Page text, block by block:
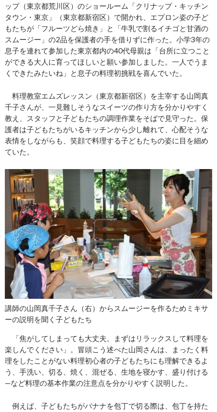
ップ（東京都荒川区）のショールーム「クリナップ・キッチン
タウン・東京」（東京都新宿区）で開かれ、エプロン姿の子ど
もたちが「フルーツどら焼き」と「牛乳で割るイチゴと甘酒の
スムージー」の2品を保護者の手を借りずに作った。小学3年の
息子を連れて参加した東京都内の40代母親は「台所に立つこと
ができる大人に育ってほしいと願い参加しました。一人でうま
くできたみたいね」と息子の料理初挑戦を喜んでいた。
料理教室エムズレッスン（東京都新宿区）を主宰する山岡真
千子さんが、一見難しそうなスイーツの作り方を分かりやすく
教え、スタッフと子どもたちの調理作業をそばで見守った。保
護者は子どもたちがいるキッチンから少し離れて、心配そうな
表情をしながらも、笑顔で料理する子どもたちの姿に目を細め
ていた。
講師の山岡真千子さん（右）からスムージーを作るためミキサ
ーの説明を聞く子どもたち
「焦がしてしまっても大丈夫。まずはリラックスして料理を
楽しんでください」。冒頭こう述べた山岡さんは、まったく料
理をしたことがない料理初心者の子どもたちにも理解できるよ
う、手洗い、切る、焼く、混ぜる、生地を寝かす、盛り付ける
—など料理の基本作業の注意点を分かりやすく説明した。
例えば、子どもたちがバナナを包丁で切る際は、包丁を持た